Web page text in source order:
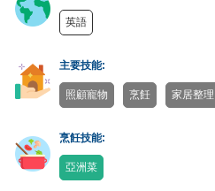
英語
主要技能:
照顧寵物 烹飪 家居整理
烹飪技能:
亞洲菜